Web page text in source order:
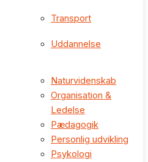
Transport
Uddannelse
Naturvidenskab
Organisation &
Ledelse
Pædagogik
Personlig udvikling
Psykologi